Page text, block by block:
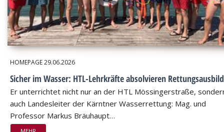
HOMEPAGE29.06.2026
Sicher im Wasser: HTL-Lehrkräfte absolvieren
Er unterrichtet nicht nur an der HTL Mössingerstraße,
auch Landesleiter der Kärntner Wasserrettung: Mag. und
Professor Markus Bräuhaupt…